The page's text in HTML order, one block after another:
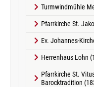
Turmwindmühle
Pfarrkirche St.
Ev. Johannes-
Herrenhaus Lohn
Pfarrkirche St.
Barocktradition